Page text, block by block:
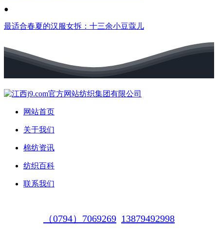
●
最适合春夏的汉服女拆：十三余小豆蔻儿
网站首页
关于我们
棉纺资讯
纺织百科
联系我们
（0794）7069269 13879492998